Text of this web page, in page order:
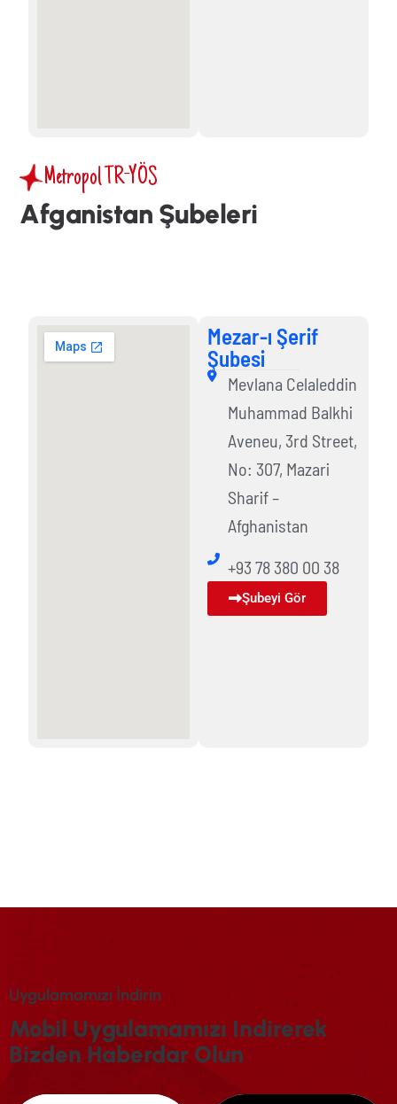
Metropol TR-YÖS
Afganistan Şubeleri
Mezar-ı Şerif
Şubesi
Mevlana Celaleddin
Muhammad Balkhi
Aveneu, 3rd Street,
No: 307, Mazari
Sharif –
Afghanistan
+93 78 380 00 38
Şubeyi Gör
UYGULAMAMIZI İNDIRIN
MOBIL UYGULAMAMIZI INDIREREK
BIZDEN HABERDAR OLUN